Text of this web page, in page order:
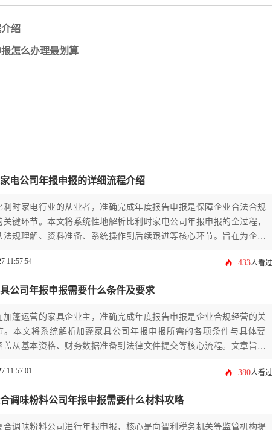
绍
怎么办理最划算
电公司年报申报的详细流程介绍
利时家电行业的从业者，准确完成年度报告申报是保障企业合法合规
关键环节。本文将系统性地解析比利时家电公司年报申报的全过程，
法规理解、资料准备、系统操作到后续跟进等核心环节。旨在为企业
公司年报申报的法定义务，规避潜在风险。
11:57:54 433人看过
公司年报申报需要什么条件及要求
加蓬运营的家具企业主，准确完成年度报告申报是企业合规经营的关
。本文将系统解析加蓬家具公司年报申报所需的各项条件与具体要
盖从基本资格、财务数据准备到法律文件提交等核心流程。文章旨在
在风险，确保公司稳健发展。了解并遵循正确的加蓬公司年报申报程
11:57:01 380人看过
调味粉料公司年报申报需要什么材料攻略
合调味粉料公司进行年报申报，核心是向智利税务机关等监管机构提